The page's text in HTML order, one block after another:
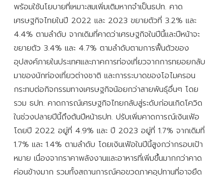
พร้อมใช้นโยบายที่เหมาะสมเพิ่มเติมหากจำเป็นธปท. คาด
เศรษฐกิจไทยในปี 2022 และ 2023 ขยายตัวที่ 3.2% และ
4.4% ตามลำดับ จากเดิมที่คาดว่าเศรษฐกิจในปีนี้และปีหน้าจะ
ขยายตัว 3.4% และ 4.7% ตามลำดับตามการฟื้นตัวของ
อุปสงค์ภายในประเทศและภาคการท่องเที่ยวจากการทยอยกลับ
มาของนักท่องเที่ยวต่างชาติ และการระบาดของโอไมครอน
กระทบต่อกิจกรรมทางเศรษฐกิจน้อยกว่าสายพันธุ์อื่นๆ โดย
รวม ธปท. คาดการณ์เศรษฐกิจไทยกลับสู่ระดับก่อนเกิดโควิด
ในช่วงปลายปีนี้ถึงต้นปีหน้าธปท. ปรับเพิ่มคาดการณ์เงินเฟ้อ
โดยปี 2022 อยู่ที่ 4.9% และ ปี 2023 อยู่ที่ 1.7% จากเดิมที่
1.7% และ 1.4% ตามลำดับ โดยเงินเฟ้อในปีนี้สูงกว่ากรอบเป้า
หมาย เนื่องจากราคาพลังงานและอาหารที่เพิ่มขึ้นมากกว่าคาด
ค่อนข้างมาก รวมทั้งสถานการณ์คอขวดภาคอุปทานที่อาจยืด